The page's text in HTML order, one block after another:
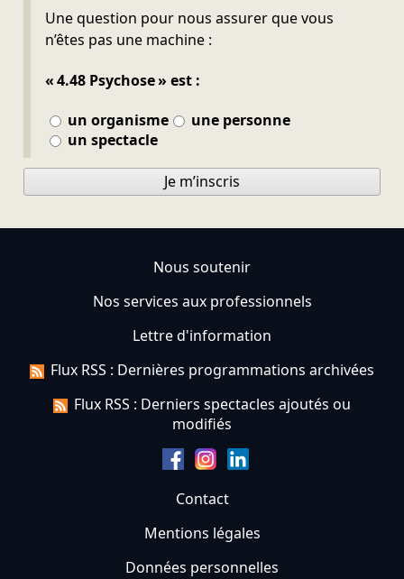
Une question pour nous assurer que vous
n’êtes pas une machine :
« 4.48 Psychose » est :
un organisme
une personne
un spectacle
Ne pas remplir
Je m’inscris
Nous soutenir
Nos services aux professionnels
Lettre d'information
Flux RSS : Dernières programmations archivées
Flux RSS : Derniers spectacles ajoutés ou
modifiés
Contact
Mentions légales
Données personnelles